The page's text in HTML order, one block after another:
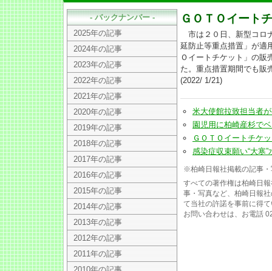
ＧＯＴＯイート
市は２０日、新型コロ
延防止等重点措置」が
Ｏイートチケット」の販
た。重点措置期間でも販
(2022/ 1/21)
米大使館拉致担当者
園児用に柏崎産杉で
ＧＯＴＯイートチケ
感染症収束願い“大寒
※柏崎日報社掲載の記事
すべての著作権は柏崎日
事・写真など、柏崎日報
て当社の許諾を事前に得
お問い合わせは、お電話
- バックナンバー -
2025年の記事
2024年の記事
2023年の記事
2022年の記事
2021年の記事
2020年の記事
2019年の記事
2018年の記事
2017年の記事
2016年の記事
2015年の記事
2014年の記事
2013年の記事
2012年の記事
2011年の記事